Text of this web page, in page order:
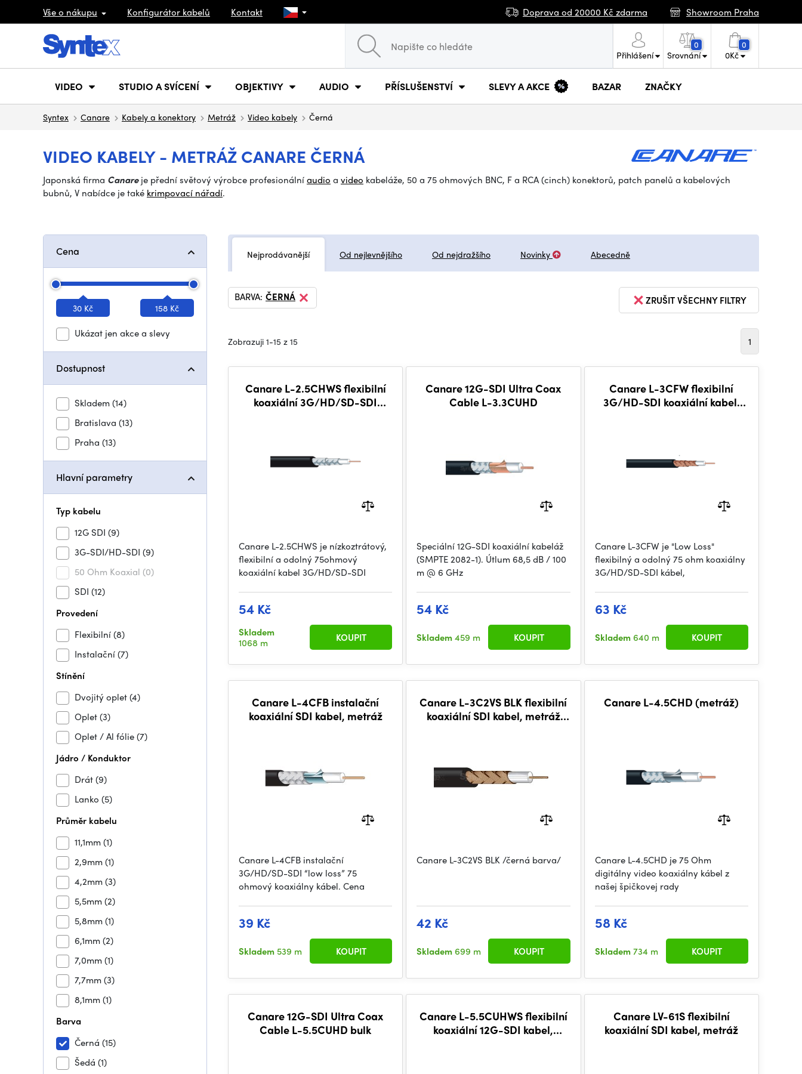
Vše o nákupu Konfigurátor kabelů Kontakt Doprava od 20000 Kč zdarma Showroom Praha
Přihlášení
0
Srovnání
0
0Kč
VIDEO STUDIO A SVÍCENÍ OBJEKTIVY AUDIO PŘÍSLUŠENSTVÍ SLEVY A AKCE BAZAR ZNAČKY
Syntex Canare Kabely a konektory Metráž Video kabely Černá
VIDEO KABELY - METRÁŽ CANARE ČERNÁ
Japonská firma Canare je přední světový výrobce profesionálníaudio a video kabeláže, 50 a 75 ohmových BNC, F a RCA (cinch) konektorů, patch panelů a kabelových
bubnů, V nabídce je také krimpovací nářadí.
Cena
30 Kč 158 Kč
Ukázat jen akce a slevy
Dostupnost
Skladem(14)
Bratislava (13)
Praha (13)
Hlavní parametry
Typ kabelu
12G SDI (9)
3G-SDI/HD-SDI (9)
50 Ohm Koaxial (0)
SDI (12)
Provedení
Flexibilní(8)
Instalační(7)
Stínění
Dvojitý oplet(4)
Oplet(3)
Oplet / Al fólie(7)
Jádro / Konduktor
Drát(9)
Lanko (5)
Průměr kabelu
11,1mm(1)
2,9mm(1)
4,2mm(3)
5,5mm(2)
5,8mm(1)
6,1mm(2)
7,0mm(1)
7,7mm(3)
8,1mm(1)
Barva
Černá (15)
Šedá (1)
Nejprodávanější Od nejlevnějšího Od nejdražšího Novinky Abecedně
ZRUŠIT VŠECHNY FILTRY
BARVA: ČERNÁ
Zobrazuji 1-15 z 15 1
Canare L-2.5CHWS flexibilní
koaxiální 3G/HD/SD-SDI
Canare L-2.5CHWS je nízkoztrátový,
flexibilní a odolný 75ohmový
koaxiální kabel 3G/HD/SD-SDI
54 Kč
Skladem
1068 m
KOUPIT
Canare 12G-SDI Ultra Coax
Cable L-3.3CUHD
Speciální 12G-SDI koaxiální kabeláž
(SMPTE 2082-1). Útlum 68,5 dB / 100
m @ 6 GHz
54 Kč
Skladem459 m KOUPIT
Canare L-3CFW flexibilní
3G/HD-SDI koaxiální kabel,
Canare L-3CFW je "Low Loss"
flexibilný a odolný 75 ohm koaxiálny
3G/HD/SD-SDI kábel,
63 Kč
Skladem640 m KOUPIT
Canare L-4CFB instalační
koaxiální SDI kabel, metráž
Canare L-4CFB instalační
3G/HD/SD-SDI “low loss” 75
ohmový koaxiálny kábel. Cena
39 Kč
Skladem 539 m KOUPIT
Canare L-3C2VS BLK flexibilní
koaxiální SDI kabel, metráž
Canare L-3C2VS BLK /černá barva/
42 Kč
Skladem699 m KOUPIT
Canare L-4.5CHD (metráž)
Canare L-4.5CHD je 75 Ohm
digitálny video koaxiálny kábel z
našej špičkovej rady
58 Kč
Skladem734 m KOUPIT
Canare 12G-SDI Ultra Coax
Cable L-5.5CUHD bulk
Canare L-5.5CUHWS flexibilní
koaxiální 12G-SDI kabel,
Canare LV-61S flexibilní
koaxiální SDI kabel, metráž